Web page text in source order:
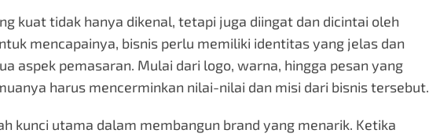
kuat tidak hanya dikenal, tetapi juga diingat dan dicintai oleh
mencapainya, bisnis perlu memiliki identitas yang jelas dan
aspek pemasaran. Mulai dari logo, warna, hingga pesan yang
harus mencerminkan nilai-nilai dan misi dari bisnis tersebut.
kunci utama dalam membangun brand yang menarik. Ketika